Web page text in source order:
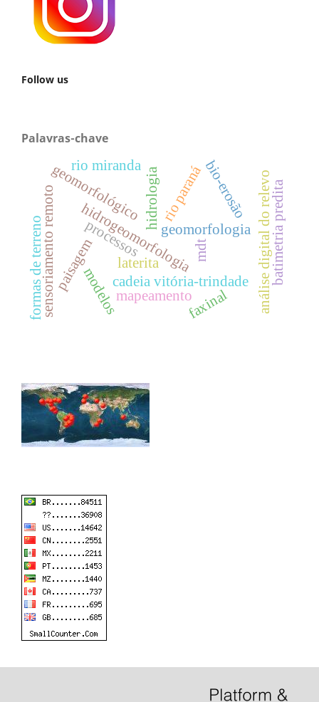
Follow us
Palavras-chave
hidrogeomorfologiageomorfologia
hidrologia análise digital do relevo
mdt
cadeia vitória-trindade batimetria predita
laterita
processos
modelosmapeamento
geomorfológico
paisagem
rio paraná
sensoriamento remoto bio-erosão
faxinal
rio miranda
formas de terreno